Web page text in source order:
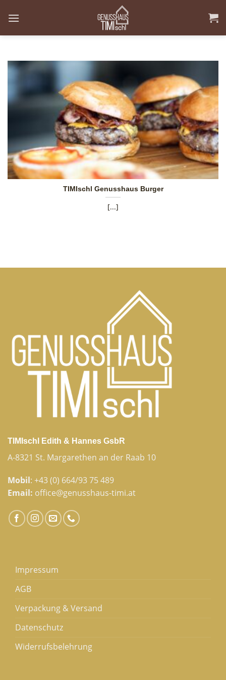
TIMIschl Genusshaus Burger
[...]
TIMIschl Edith & Hannes GsbR
A-8321 St. Margarethen an der Raab 10
Mobil: +43 (0) 664/93 75 489
Email: office@genusshaus-timi.at
Impressum
AGB
Verpackung & Versand
Datenschutz
Widerrufsbelehrung